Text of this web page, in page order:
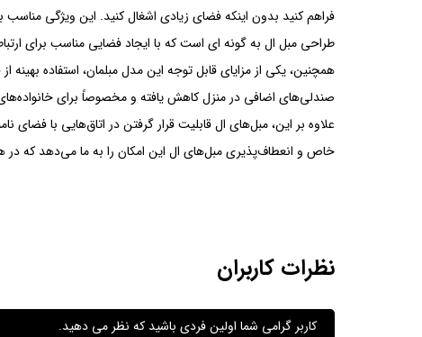
فراهم کنید بدون اینکه فضای زیادی اشغال کنید. این ویژگی
طراحی مبل ال به گونه ای است که با ایجاد فضایی مناسب برای
همچنین، یکی از مزایای قابل توجه این مدل مبلمان، استفاده
صندلی‌های اضافی در منزل کاهش یافته و مخصوصاً برای خانواده‌های
علاوه بر این، مبل‌های ال قابلیت قرار گرفتن در اتاق‌هایی با فضای
خاص و انعطاف‌پذیری مبل‌های ال این امکان را به ما می‌دهد که در
نظرات کاربران
کاربر گرامی شما اولین فردی باشید که نظر می دهید.